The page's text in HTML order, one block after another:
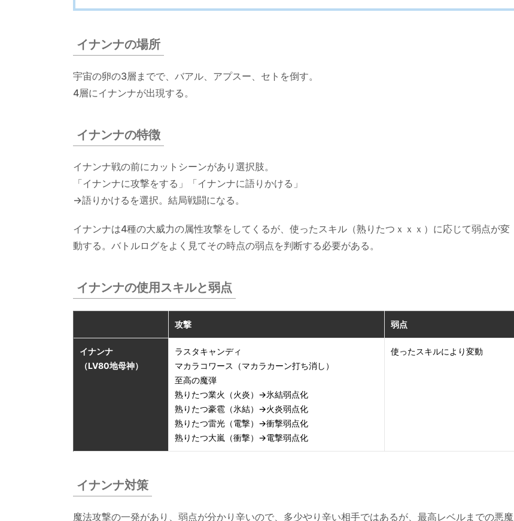
1.
ナ
ン
ナ
場
2.
ンナ
の特
徴
イナ
ンナ
キル
イナ
に欲
しい
スキ
イナンナの場所
宇宙の卵の3層までで、バアル、アプスー、セトを倒す。
4層にイナンナが出現する。
イナンナの特徴
イナンナ戦の前にカットシーンがあり選択肢。
「イナンナに攻撃をする」「イナンナに語りかける」
→語りかけるを選択。結局戦闘になる。
イナンナは4種の大威力の属性攻撃をしてくるが、使ったスキル（熟りたつｘｘｘ）に応じて弱点が変
動する。バトルログをよく見てその時点の弱点を判断する必要がある。
イナンナの使用スキルと弱点
攻撃 弱点
イナンナ
（LV80地母神）
ラスタキャンディ
マカラコワース（マカラカーン打ち消し）
至高の魔弾
熟りたつ業火（火炎）→氷結弱点化
熟りたつ豪雹（氷結）→火炎弱点化
熟りたつ雷光（電撃）→衝撃弱点化
熟りたつ大嵐（衝撃）→電撃弱点化
使ったスキルにより変動
イナンナ対策
魔法攻撃の一発があり、弱点が分かり辛いので、多少やり辛い相手ではあるが、最高レベルまでの悪魔